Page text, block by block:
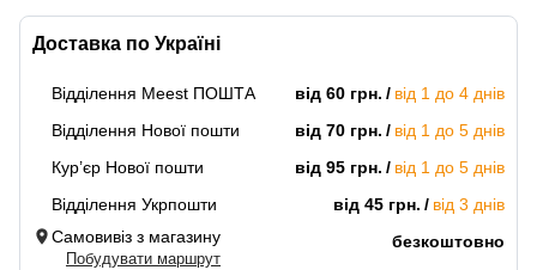
Доставка по Україні
Відділення Meest ПОШТА від 60 грн.
від 1 до 4 днів
Відділення Нової пошти
від 70 грн.
від 1 до 5 днів
Кур’єр Нової пошти
від 95 грн.
від 1 до 5 днів
Відділення Укрпошти
від 45 грн.
від 3 днів
Самовивіз з магазину
Побудувати маршрут
безкоштовно